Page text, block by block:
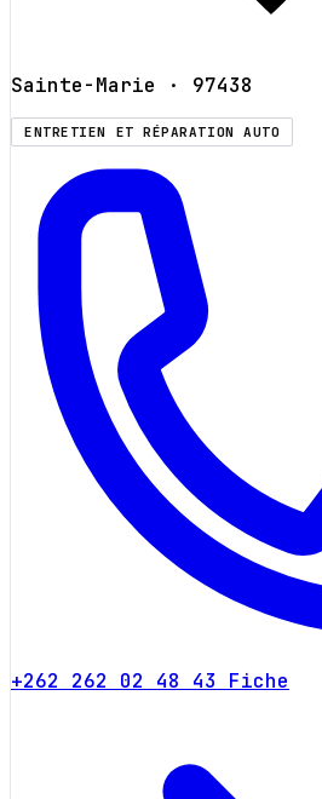
Sainte-Marie · 97438
ENTRETIEN ET RÉPARATION AUTO
+262 262 02 48 43 Fiche